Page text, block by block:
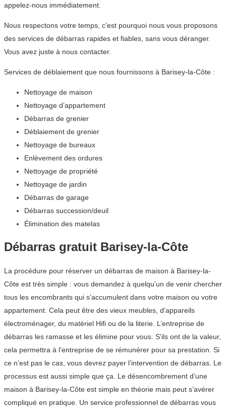
appelez-nous immédiatement.
Nous respectons votre temps, c’est pourquoi nous vous proposons
des services de débarras rapides et fiables, sans vous déranger.
Vous avez juste à nous contacter.
Services de déblaiement que nous fournissons à Barisey-la-Côte :
Nettoyage de maison
Nettoyage d’appartement
Débarras de grenier
Déblaiement de grenier
Nettoyage de bureaux
Enlèvement des ordures
Nettoyage de propriété
Nettoyage de jardin
Débarras de garage
Débarras succession/deuil
Élimination des matelas
Débarras gratuit Barisey-la-Côte
La procédure pour réserver un débarras de maison à Barisey-la-
Côte est très simple : vous demandez à quelqu’un de venir chercher
tous les encombrants qui s’accumulent dans votre maison ou votre
appartement. Cela peut être des vieux meubles, d’appareils
électroménager, du matériel Hifi ou de la literie. L’entreprise de
débarras les ramasse et les élimine pour vous. S’ils ont de la valeur,
cela permettra à l’entreprise de se rémunérer pour sa prestation. Si
ce n’est pas le cas, vous devrez payer l’intervention de débarras. Le
processus est aussi simple que ça. Le désencombrement d’une
maison à Barisey-la-Côte est simple en théorie mais peut s’avérer
compliqué en pratique. Un service professionnel de débarras vous